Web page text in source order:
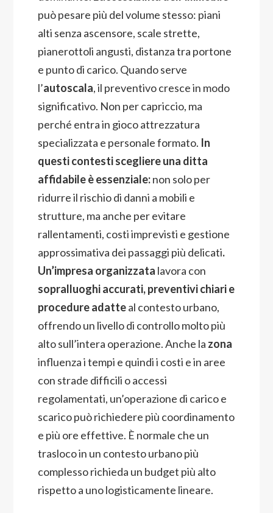
può pesare più del volume stesso: piani
alti senza ascensore, scale strette,
pianerottoli angusti, distanza tra portone
e punto di carico. Quando serve
l’autoscala, il preventivo cresce in modo
significativo. Non per capriccio, ma
perché entra in gioco attrezzatura
specializzata e personale formato. In
questi contesti scegliere una ditta
affidabile è essenziale:non solo per
ridurre il rischio di danni a mobili e
strutture, ma anche per evitare
rallentamenti, costi imprevisti e gestione
approssimativa dei passaggi più delicati.
Un’impresa organizzata lavora con
sopralluoghi accurati, preventivi chiari e
procedure adatteal contesto urbano,
offrendo un livello di controllo molto più
alto sull’intera operazione. Anche la zona
influenza i tempi e quindi i costi e in aree
con strade difficili o accessi
regolamentati, un’operazione di carico e
scarico può richiedere più coordinamento
e più ore effettive. È normale che un
trasloco in un contesto urbano più
complesso richieda un budget più alto
rispetto a uno logisticamente lineare.